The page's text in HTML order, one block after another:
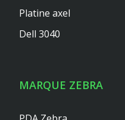
Platine axel
Dell 3040
MARQUE ZEBRA